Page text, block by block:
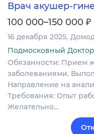
Врач акушер-
100 000–150 000 ₽
16 декабря 2025
Подмосковный Доктор
Обязанности: Прием
заболеваниями.
Направление на
Требования: Опыт
Желательно…